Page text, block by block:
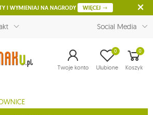
I WYMIENIAJ NA NAGRODY WIĘCEJ
Social Media
Twoje konto Ulubione
0 0
Koszyk